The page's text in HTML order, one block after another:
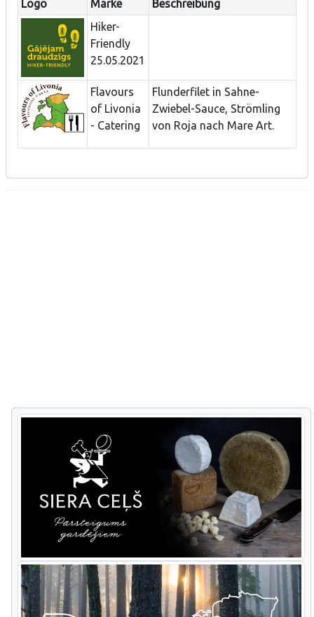
Logo Marke
Beschreibung
Hiker-
Friendly
25.05.2021
Flavours
of Livonia
- Catering
Flunderfilet in Sahne-
Zwiebel-Sauce, Strömling
von Roja nach Mare Art.